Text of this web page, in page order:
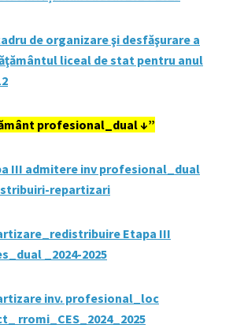
de organizare şi desfăşurare a
liceal de stat pentru anul
profesional_dual ↓”
III admitere inv profesional_dual
repartizari
Etapa III
_2024-2025
inv. profesional_loc
rromi_CES_2024_2025